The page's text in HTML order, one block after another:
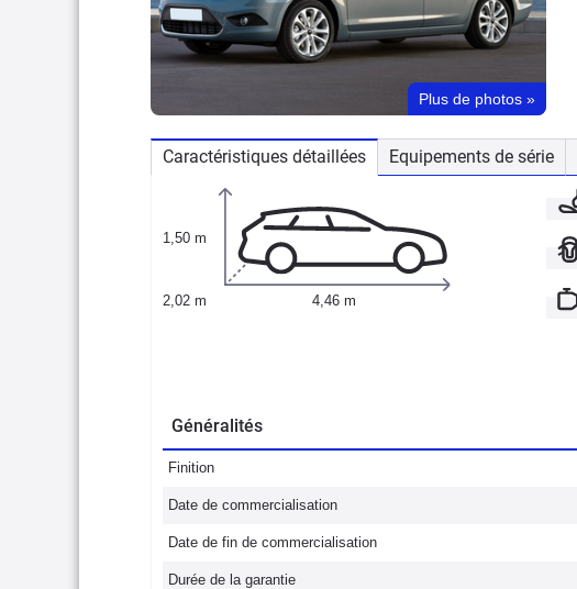
Plus de photos »
Caractéristiques détaillées Equipements de série
1,50 m
2,02 m 4,46 m
Généralités
Finition
Date de commercialisation
Date de fin de commercialisation
Durée de la garantie